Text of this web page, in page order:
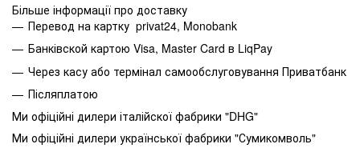
Більше інформації про доставку
Перевод на картку privat24, Monobank
Банківской картою Visa, Master Card в LiqPay
Через касу або термінал самообслуговування Приватбанк
Післяплатою
Ми офіційні дилери італійскої фабрики "DHG"
Ми офіційні дилери української фабрики "Сумикомволь"